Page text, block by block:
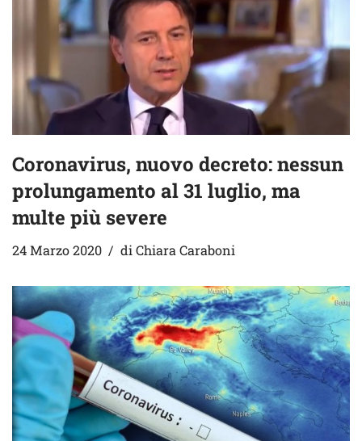
Coronavirus, nuovo decreto: nessun
prolungamento al 31 luglio, ma
multe più severe
24 Marzo 2020 diChiara Caraboni